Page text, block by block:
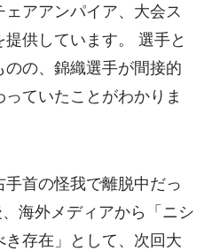
アアンパイア、大会ス
供しています。 選手と
のの、錦織選手が間接的
ていたことがわかりま
首の怪我で離脱中だっ
海外メディアから「ニシ
存在」として、次回大